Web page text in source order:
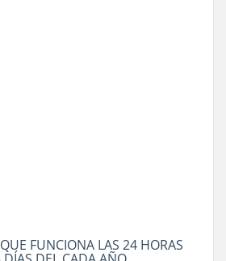
FUNCIONA LAS 24 HORAS